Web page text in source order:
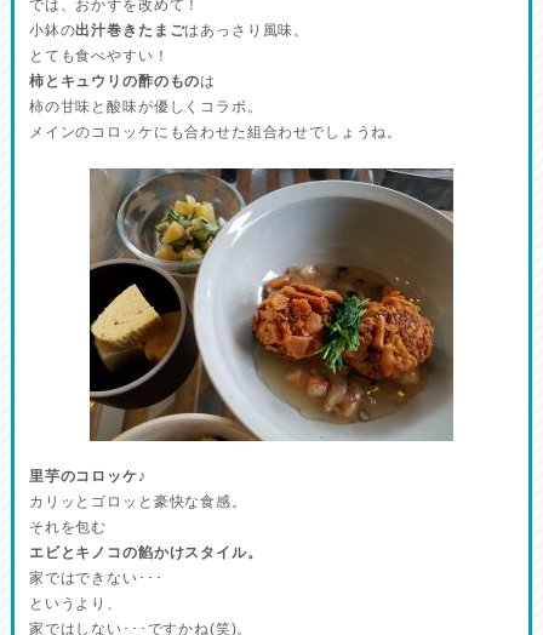
では、おかずを改めて！
小鉢の出汁巻きたまごはあっさり風味。
とても食べやすい！
柿とキュウリの酢のものは
柿の甘味と酸味が優しくコラボ。
メインのコロッケにも合わせた組合わせでしょうね。
里芋のコロッケ♪
カリッとゴロッと豪快な食感。
それを包む
エビとキノコの餡かけスタイル。
家ではできない･･･
というより、
家ではしない･･･ですかね(笑)。